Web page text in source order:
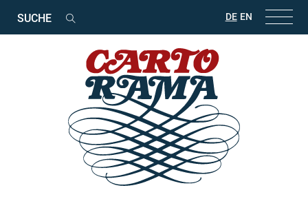
Suchbegriffe
DE EN